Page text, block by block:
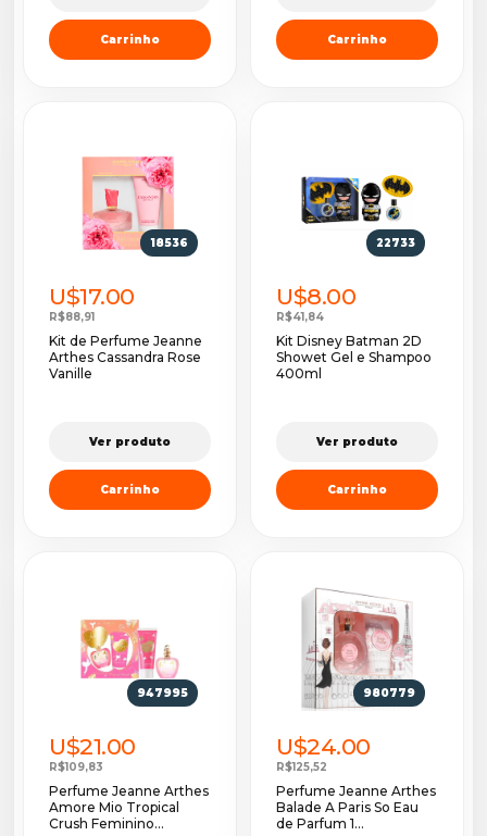
Carrinho Carrinho
18536
U$17.00
R$88,91
Kit de Perfume Jeanne
Arthes Cassandra Rose
Vanille
Ver produto
Carrinho
22733
U$8.00
R$41,84
Kit Disney Batman 2D
Showet Gel e Shampoo
400ml
Ver produto
Carrinho
947995
U$21.00
R$109,83
Perfume Jeanne Arthes
Amore Mio Tropical
Crush Feminino...
980779
U$24.00
R$125,52
Perfume Jeanne Arthes
Balade A Paris So Eau
de Parfum 1...